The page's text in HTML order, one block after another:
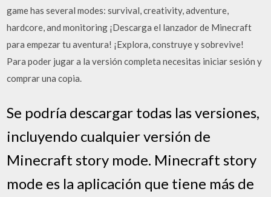
game has several modes: survival, creativity, adventure,
hardcore, and monitoring ¡Descarga el lanzador de Minecraft
para empezar tu aventura! ¡Explora, construye y sobrevive!
Para poder jugar a la versión completa necesitas iniciar sesión y
comprar una copia.
Se podría descargar todas las versiones,
incluyendo cualquier versión de
Minecraft story mode. Minecraft story
mode es la aplicación que tiene más de